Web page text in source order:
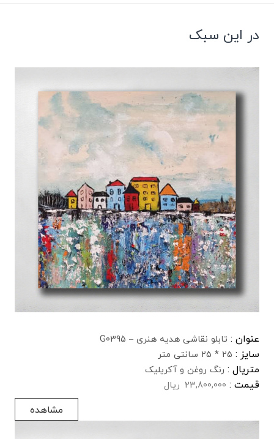
در این سبک
عنوان : تابلو نقاشی هدیه هنری – G0395
سایز : 25 * 25 سانتی متر
متریال : رنگ روغن و آکریلیک
قیمت : 23,800,000 ریال
مشاهده